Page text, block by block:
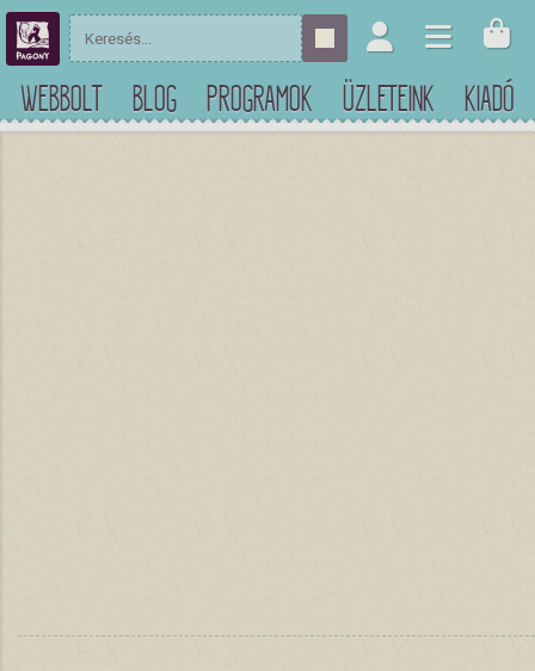
WEBBOLT BLOG PROGRAMOK ÜZLETEINK KIADÓ